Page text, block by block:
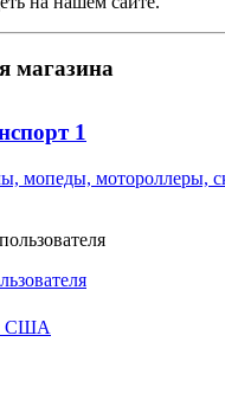
магазина
1
мопеды, мотороллеры,
США